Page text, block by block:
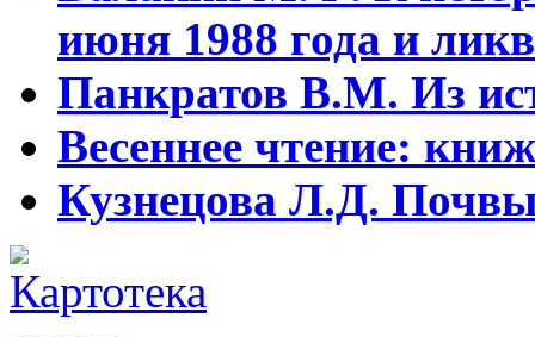
июня 1988 года и
Панкратов В.М. Из
Весеннее чтение:
Кузнецова Л.Д. Почвы